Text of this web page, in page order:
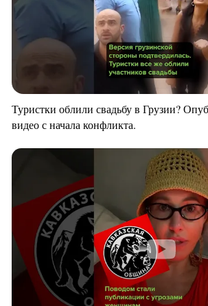
Туристки облили свадьбу в Грузии?
видео с начала конфликта.